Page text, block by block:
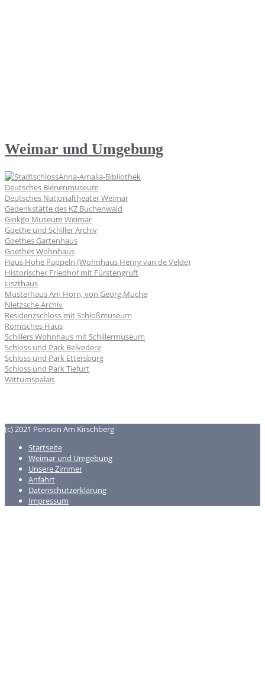
Weimar und Umgebung
Anna-Amalia-Bibliothek
Deutsches Bienenmuseum
Deutsches Nationaltheater Weimar
Gedenkstätte des KZ Buchenwald
Ginkgo Museum Weimar
Goethe und Schiller Archiv
Goethes Gartenhaus
Goethes Wohnhaus
Haus Hohe Pappeln (Wohnhaus Henry van de Velde)
Historischer Friedhof mit Fürstengruft
Liszthaus
Musterhaus Am Horn, von Georg Muche
Nietzsche Archiv
Residenzschloss mit Schloßmuseum
Römisches Haus
Schillers Wohnhaus mit Schillermuseum
Schloss und Park Belvedere
Schloss und Park Ettersburg
Schloss und Park Tiefurt
Wittumspalais
(c) 2021 Pension Am Kirschberg
Startseite
Weimar und Umgebung
Unsere Zimmer
Anfahrt
Datenschutzerklärung
Impressum